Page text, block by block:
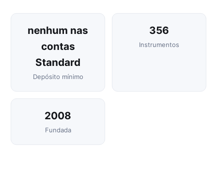
nenhum nas
contas
Standard
Depósito mínimo
356
Instrumentos
2008
Fundada